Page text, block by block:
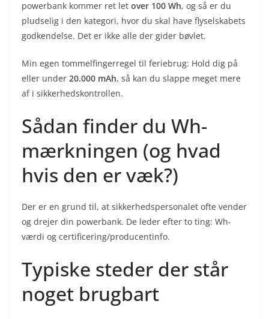
powerbank kommer ret let over 100 Wh, og så er du
pludselig i den kategori, hvor du skal have flyselskabets
godkendelse. Det er ikke alle der gider bøvlet.
Min egen tommelfingerregel til feriebrug: Hold dig på
eller under 20.000 mAh, så kan du slappe meget mere
af i sikkerhedskontrollen.
Sådan finder du Wh-
mærkningen (og hvad
hvis den er væk?)
Der er en grund til, at sikkerhedspersonalet ofte vender
og drejer din powerbank. De leder efter to ting: Wh-
værdi og certificering/producentinfo.
Typiske steder der står
noget brugbart